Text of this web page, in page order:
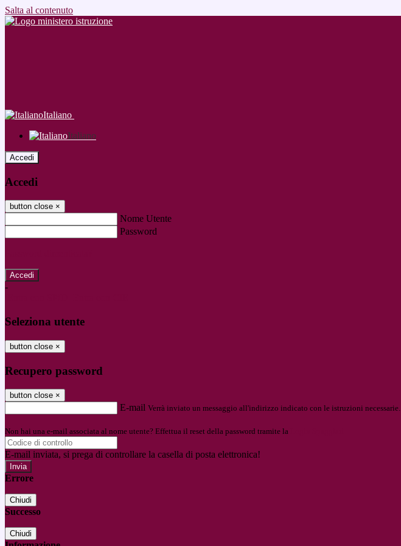
Salta al contenuto
Italiano
Italiano
Accedi
Accedi
button close ×
Nome Utente
Password
-
Seleziona utente
button close ×
Recupero password
button close ×
E-mail Verrà inviato un messaggio all'indirizzo indicato con le istruzioni necessarie.
Non hai una e-mail associata al nome utente? Effettua il reset della password tramite la
E-mail inviata, si prega di controllare la casella di posta elettronica!
Errore
Chiudi
Successo
Chiudi